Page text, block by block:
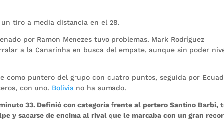
tiro a media distancia en el 28.
por Ramon Menezes tuvo problemas. Mark Rodríguez
a la Canarinha en busca del empate, aunque sin poder
como puntero del grupo con cuatro puntos, seguida por
con uno. Bolivia no ha sumado.
33. Definió con categoría frente al portero Santino Barbi,
y sacarse de encima al rival que le marcaba con un gran